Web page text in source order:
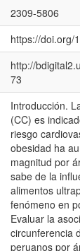
2309-5806
https://doi.org/
http://
73
Introducción.
(CC) es
riesgo
obesidad ha
magnitud por
sabe de la
alimentos
fenómeno en
Evaluar la
circunferencia
peruanos por